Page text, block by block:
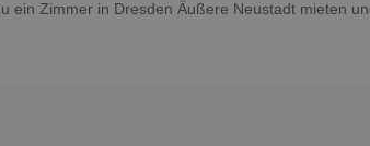
Zimmer in Dresden Äußere Neustadt mieten